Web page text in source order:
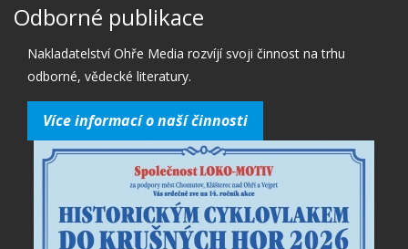
Odborné publikace
Nakladatelství Ohře Media rozvíjí svoji činnost na trhu
odborné, vědecké literatury.
Více informací o naší činnosti